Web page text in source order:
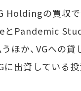
Holdingの買収
とPandemic
ほか、VGへの
に出資している